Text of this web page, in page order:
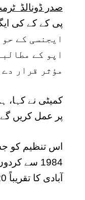
صدر ڈونالڈ
ایجنسی کے
اپو کے
مؤثر قرار دے
کمیٹی نے کہا،
پر عمل کریں
اس تنظیم کو
آبادی کا تقریباً 20 فیصد ہیں۔